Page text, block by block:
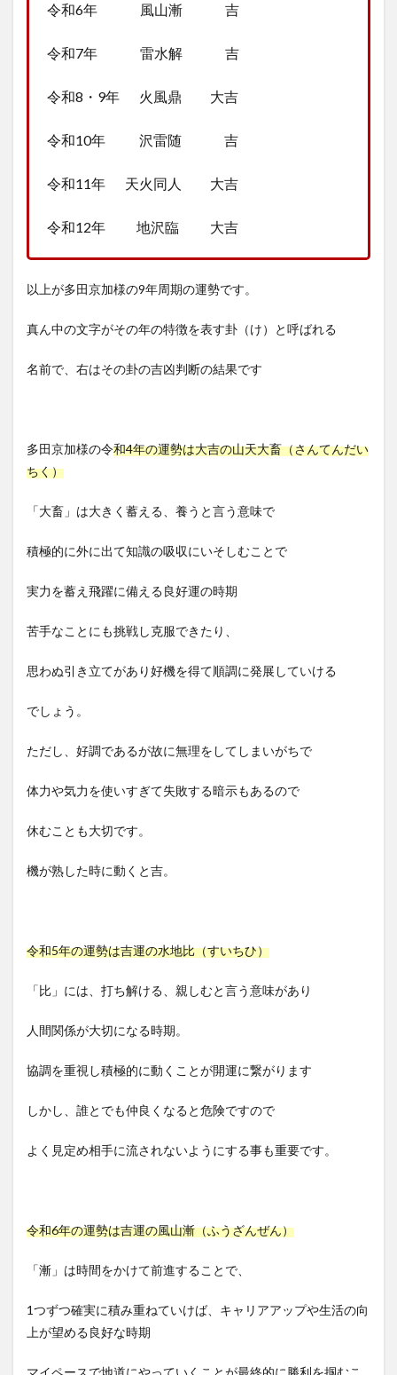
令和6年 風山漸 吉
令和7年 雷水解 吉
令和8・9年 火風鼎 大吉
令和10年 沢雷随 吉
令和11年 天火同人 大吉
令和12年 地沢臨 大吉
以上が多田京加様の9年周期の運勢です。
真ん中の文字がその年の特徴を表す卦（け）と呼ばれる
名前で、右はその卦の吉凶判断の結果です
多田京加様の令和4年の運勢は大吉の山天大畜（さんてんだい
ちく）
「大畜」は大きく蓄える、養うと言う意味で
積極的に外に出て知識の吸収にいそしむことで
実力を蓄え飛躍に備える良好運の時期
苦手なことにも挑戦し克服できたり、
思わぬ引き立てがあり好機を得て順調に発展していける
でしょう。
ただし、好調であるが故に無理をしてしまいがちで
体力や気力を使いすぎて失敗する暗示もあるので
休むことも大切です。
機が熟した時に動くと吉。
令和5年の運勢は吉運の水地比（すいちひ）
「比」には、打ち解ける、親しむと言う意味があり
人間関係が大切になる時期。
協調を重視し積極的に動くことが開運に繋がります
しかし、誰とでも仲良くなると危険ですので
よく見定め相手に流されないようにする事も重要です。
令和6年の運勢は吉運の風山漸（ふうざんぜん）
「漸」は時間をかけて前進することで、
1つずつ確実に積み重ねていけば、キャリアアップや生活の向
上が望める良好な時期